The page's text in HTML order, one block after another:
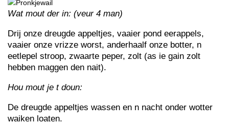
Wat mout der in: (veur 4 man)
Drij onze dreugde appeltjes, vaaier pond eerappels,
vaaier onze vrizze worst, anderhaalf onze botter, n
eetlepel stroop, zwaarte peper, zolt (as ie gain zolt
hebben maggen den nait).
Hou mout je t doun:
De dreugde appeltjes wassen en n nacht onder wotter
waiken loaten.